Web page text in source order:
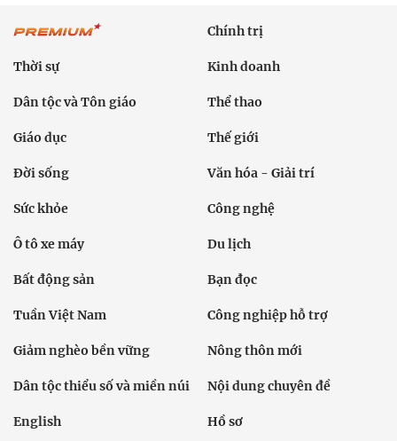
Chính trị
Thời sự Kinh doanh
Dân tộc và Tôn giáo Thể thao
Giáo dục Thế giới
Đời sống Văn hóa - Giải trí
Sức khỏe Công nghệ
Ô tô xe máy Du lịch
Bất động sản Bạn đọc
Tuần Việt Nam Công nghiệp hỗ trợ
Giảm nghèo bền vững Nông thôn mới
Dân tộc thiểu số và miền núi Nội dung chuyên đề
English Hồ sơ